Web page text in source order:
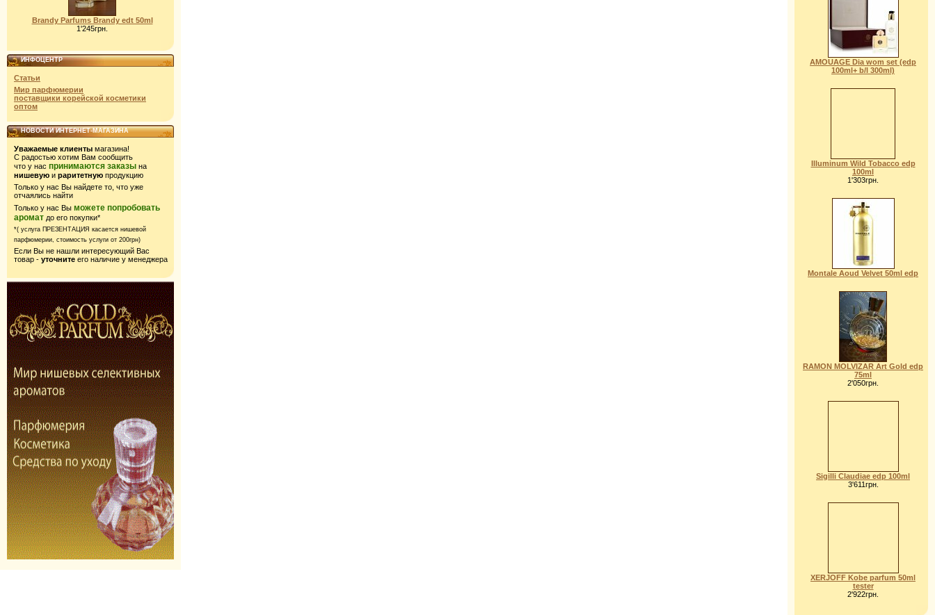
Brandy Parfums Brandy edt 50ml
1'245грн.
ИНФОЦЕНТР
Статьи
Мир парфюмерии
поставщики корейской косметики
оптом
НОВОСТИ ИНТЕРНЕТ-МАГАЗИНА
Уважаемые клиенты магазина!
С радостью хотим Вам сообщить
что у нас принимаются заказы на
нишевую и раритетную продукцию
Только у нас Вы найдете то, что уже
отчаялись найти
Только у нас Вы можете попробовать
аромат до его покупки*
*( услуга ПРЕЗЕНТАЦИЯ касается нишевой
парфюмерии, стоимость услуги от 200грн)
Если Вы не нашли интересующий Вас
товар - уточните его наличие у менеджера
AMOUAGE Dia wom set (edp
100ml+ b/l 300ml)
Illuminum Wild Tobacco edp
100ml
1'303грн.
Montale Aoud Velvet 50ml edp
RAMON MOLVIZAR Art Gold edp
75ml
2'050грн.
Sigilli Claudiae edp 100ml
3'611грн.
XERJOFF Kobe parfum 50ml
tester
2'922грн.